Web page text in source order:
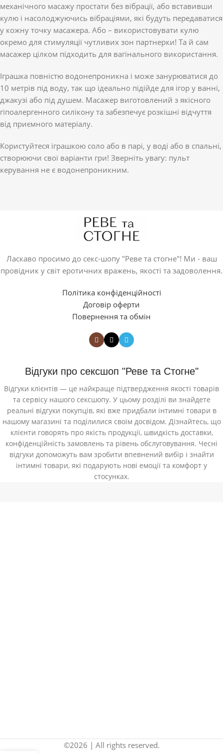
механічного масажу простати без вібрації, або вставивши
кулю і насолоджуючись вібраціями, які будуть передаватися
у кожну точку масажера. Або – використовувати кулю
окремо для стимуляції чутливих зон партнерки! Та й сам
масажер цілком підходить для вагінального використання.
Іграшка повністю водонепроникна і може занурюватися до
10 метрів під воду, так що ідеально підійде для ігор у ванні,
джакузі або під душем. Масажер виготовлений з якісного
гіпоалергенного силікону та забезпечує розкішні відчуття
від приємного матеріалу.
Користуйтеся іграшкою соло або в парі, у воді або в спальні,
створюючи свої варіанти гри! Зверніть увагу: пульт
керування не є водонепроникним.
Ласкаво просимо до секс-шопу "Реве та стогне"! Ми - ваш
провідник у світ еротичних вражень, якості та задоволення.
Політика конфіденційності
Договір оферти
Повернення та обмін
Відгуки про сексшоп "Реве та Стогне"
Відгуки клієнтів — це найкраще підтвердження якості товарів
та сервісу нашого сексшопу. У цьому розділі ви знайдете
реальні відгуки покупців, які вже придбали інтимні товари в
нашому магазині та поділилися своїм досвідом. Дізнайтесь, що
клієнти говорять про якість продукції, швидкість доставки,
конфіденційність замовлень та рівень обслуговування. Чесні
відгуки допоможуть вам зробити впевнений вибір і знайти
інтимні товари, які подарують нові емоції та комфорт у
стосунках.
©2026 | All rights reserved.